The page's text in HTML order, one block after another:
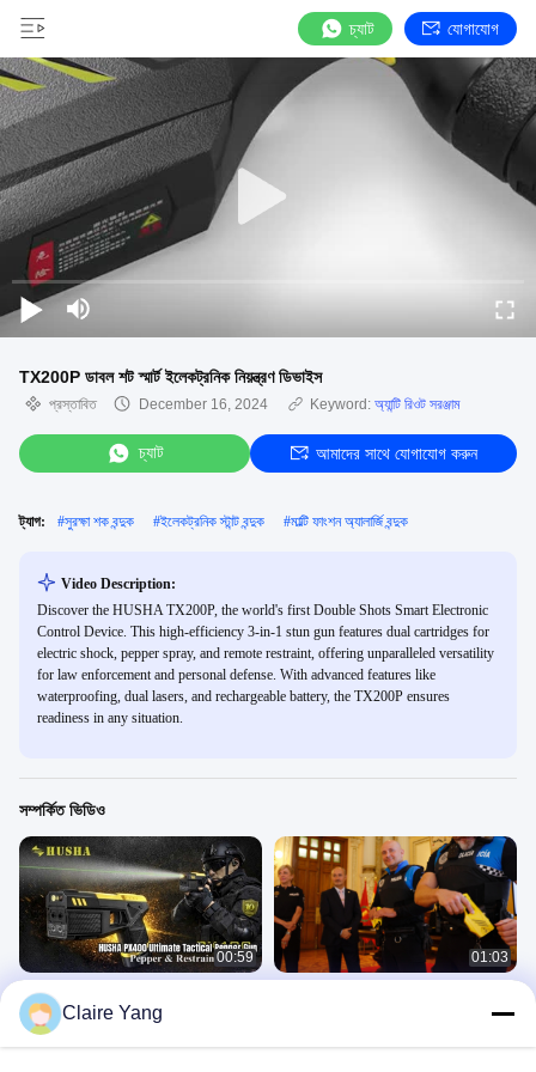
চ্যাট যোগাযোগ
TX200P ডাবল শট স্মার্ট ইলেকট্রনিক নিয়ন্ত্রণ ডিভাইস
প্রস্তাবিত December 16, 2024 Keyword: অ্যান্টি রিওট সরঞ্জাম
চ্যাট আমাদের সাথে যোগাযোগ করুন
ট্যাগ: #সুরক্ষা শক বন্দুক #ইলেকট্রনিক স্টান্ট বন্দুক #মাল্টি ফাংশন অ্যালার্জি বন্দুক
Video Description:
Discover the HUSHA TX200P, the world's first Double Shots Smart Electronic
Control Device. This high-efficiency 3-in-1 stun gun features dual cartridges for
electric shock, pepper spray, and remote restraint, offering unparalleled versatility
for law enforcement and personal defense. With advanced features like
waterproofing, dual lasers, and rechargeable battery, the TX200P ensures
readiness in any situation.
সম্পর্কিত ভিডিও
00:59
HUSHA PX400 ট্যাকটিক্যাল পিপার স্প্রে এবং
রেস্ট্রেন্ট ডিভাইস
প্রস্তাবিত
01:03
Claire Yang